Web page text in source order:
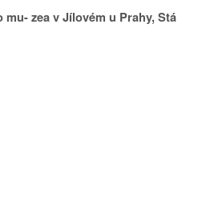
zea v Jílovém u Prahy, Stá